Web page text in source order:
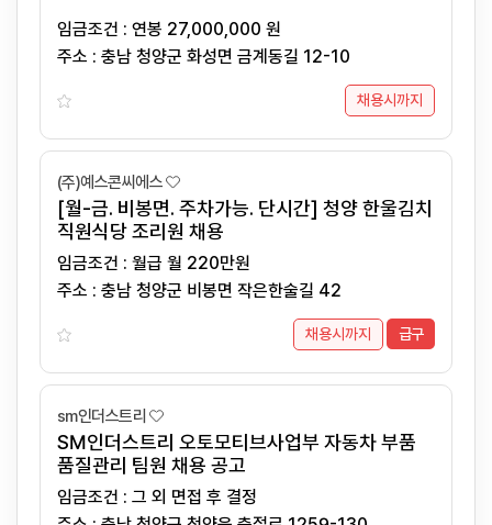
임금조건 : 연봉 27,000,000 원
주소 : 충남 청양군 화성면 금계동길 12-10
채용시까지
(주)예스콘씨에스
[월-금. 비봉면. 주차가능. 단시간] 청양 한울김치
직원식당 조리원 채용
임금조건 : 월급 월 220만원
주소 : 충남 청양군 비봉면 작은한술길 42
채용시까지 급구
sm인더스트리
SM인더스트리 오토모티브사업부 자동차 부품
품질관리 팀원 채용 공고
임금조건 : 그 외 면접 후 결정